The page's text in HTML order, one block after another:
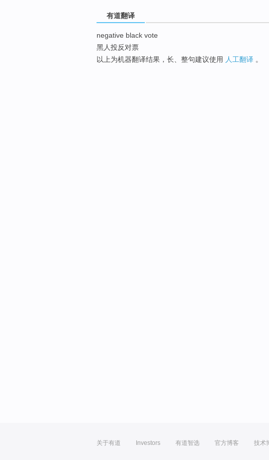
有道翻译
negative black vote
黑人投反对票
以上为机器翻译结果，长、整句建议使用 人工翻译 。
关于有道 Investors 有道智选 官方博客 技术